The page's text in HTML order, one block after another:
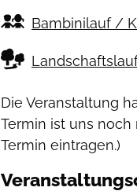
Bambinilauf /
Die Veranstaltung
Termin ist uns noch
Termin eintragen.)